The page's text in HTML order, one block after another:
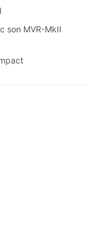
son MVR-MkII